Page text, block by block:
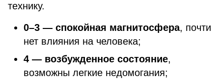
технику.
0–3 — спокойная магнитосфера, почти
нет влияния на человека;
4 — возбужденное состояние,
возможны легкие недомогания;